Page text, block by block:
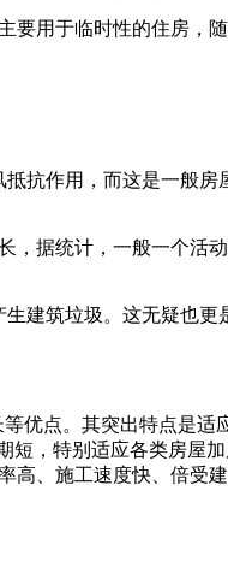
要用于临时性的住房，
抗作用，而这是一般房
，据统计，一般一个活
建筑垃圾。这无疑也更
优点。其突出特点是适
短，特别适应各类房屋
、施工速度快、倍受建